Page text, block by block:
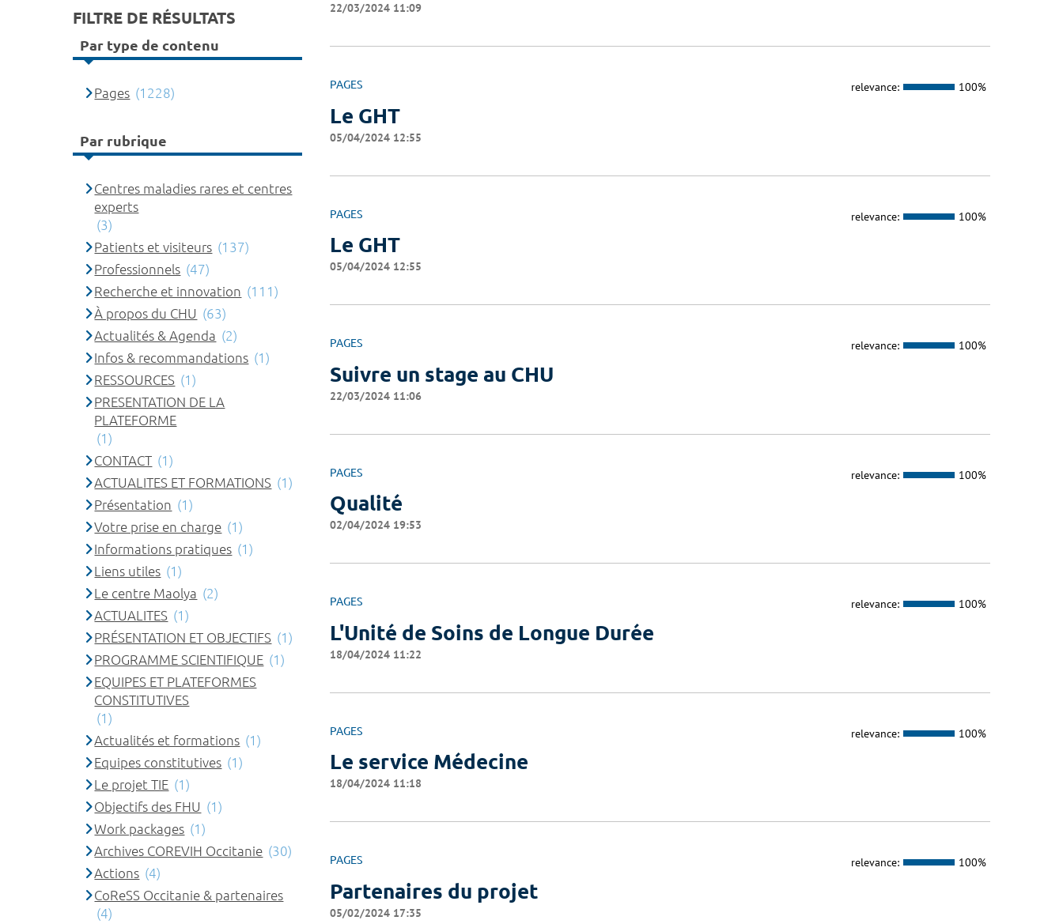
22/03/2024 11:09
PAGES relevance: 100%
Le GHT
05/04/2024 12:55
PAGES relevance: 100%
Le GHT
05/04/2024 12:55
PAGES relevance: 100%
Suivre un stage au CHU
22/03/2024 11:06
PAGES relevance: 100%
Qualité
02/04/2024 19:53
PAGES relevance: 100%
L'Unité de Soins de Longue Durée
18/04/2024 11:22
PAGES relevance: 100%
Le service Médecine
18/04/2024 11:18
PAGES relevance: 100%
Partenaires du projet
05/02/2024 17:35
FILTRE DE RÉSULTATS
Par type de contenu
Pages (1228)
Par rubrique
Centres maladies rares et centres
experts
(3)
Patients et visiteurs (137)
Professionnels (47)
Recherche et innovation (111)
À propos du CHU (63)
Actualités & Agenda (2)
Infos & recommandations (1)
RESSOURCES (1)
PRESENTATION DE LA
PLATEFORME
(1)
CONTACT (1)
ACTUALITES ET FORMATIONS (1)
Présentation (1)
Votre prise en charge (1)
Informations pratiques (1)
Liens utiles (1)
Le centre Maolya (2)
ACTUALITES (1)
PRÉSENTATION ET OBJECTIFS (1)
PROGRAMME SCIENTIFIQUE (1)
EQUIPES ET PLATEFORMES
CONSTITUTIVES
(1)
Actualités et formations (1)
Equipes constitutives (1)
Le projet TIE (1)
Objectifs des FHU (1)
Work packages (1)
Archives COREVIH Occitanie (30)
Actions (4)
CoReSS Occitanie & partenaires
(4)